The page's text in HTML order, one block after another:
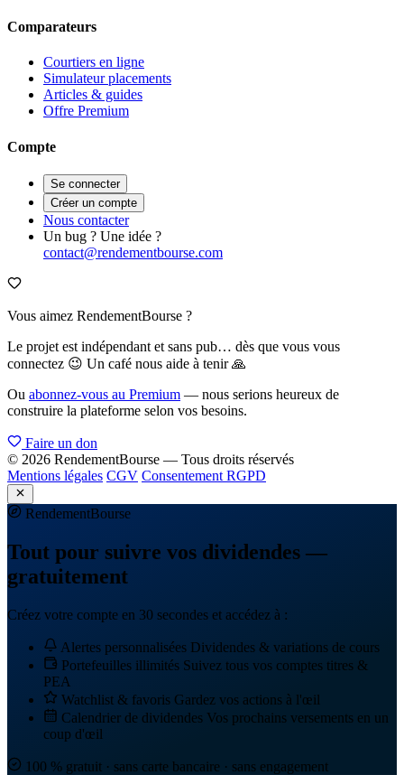
Comparateurs
Courtiers en ligne
Simulateur placements
Articles & guides
Offre Premium
Compte
Se connecter
Créer un compte
Nous contacter
Un bug ? Une idée ?
contact@rendementbourse.com
Vous aimez RendementBourse ?
Le projet est indépendant et sans pub… dès que vous vous
connectez 😉 Un café nous aide à tenir 🙏
Ou abonnez-vous au Premium — nous serions heureux de
construire la plateforme selon vos besoins.
Faire un don
© 2026 RendementBourse — Tous droits réservés
Mentions légales CGV Consentement RGPD
RendementBourse
Tout pour suivre vos dividendes —
gratuitement
Créez votre compte en 30 secondes et accédez à :
Alertes personnalisées Dividendes & variations de cours
Portefeuilles illimités Suivez tous vos comptes titres &
PEA
Watchlist & favoris Gardez vos actions à l'œil
Calendrier de dividendes Vos prochains versements en un
coup d'œil
100 % gratuit · sans carte bancaire · sans engagement